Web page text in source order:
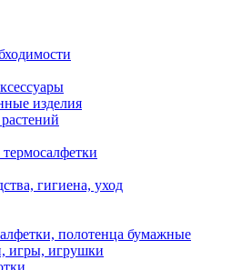
изделия
термосалфетки
гигиена, уход
полотенца бумажные
игры, игрушки